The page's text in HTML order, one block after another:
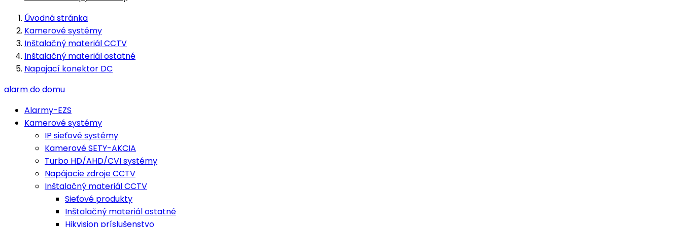
Úvodná stránka
Kamerové systémy
Inštalačný materiál CCTV
Inštalačný materiál ostatné
Napajací konektor DC
alarm do domu
Alarmy-EZS
Kamerové systémy
IP sieťové systémy
Kamerové SETY-AKCIA
Turbo HD/AHD/CVI systémy
Napájacie zdroje CCTV
Inštalačný materiál CCTV
Sieťové produkty
Inštalačný materiál ostatné
Hikvision príslušenstvo